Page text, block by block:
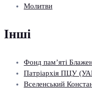
Молитви
Інші
Фонд пам’яті
Патріархія ПЦУ
Вселенський